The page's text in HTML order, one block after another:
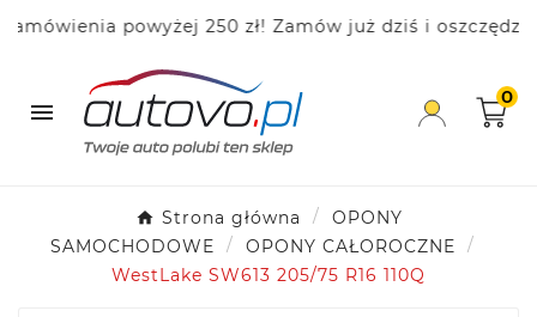
powyżej 250 zł! Zamów już dziś i oszczędzaj!

0
Strona główna
OPONY
SAMOCHODOWE
OPONY CAŁOROCZNE
WestLake SW613 205/75 R16 110Q